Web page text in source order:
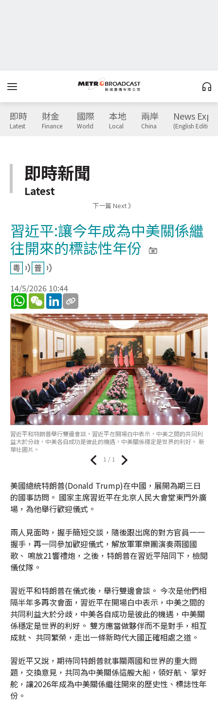
即時
Latest
財金
Finance
國際
World
本地
Local
兩岸
China
News
(English Edition)
即時新聞
Latest
下一篇 Next 》
習近平:讓今年成為中美關係繼
往開來的標誌性年份
14/5/2026 10:44
WhatsApp
WeChatLinkedIn
習近平和特朗普舉行雙邊會談，習近平在開場白中表示，中美之間的共同利
益大於分歧，中美各自成功是彼此的機遇，中美關係穩定是世界的利好。 新
華社圖片。
1 / 1
美國總統特朗普(Donald Trump)在中國，展開為期三日
的國事訪問。 國家主席習近平在北京人民大會堂東門外廣
場，為他舉行歡迎儀式。
兩人見面時，握手簡短交談，隨後跟出席的對方官員一一
握手，再一同參加歡迎儀式，解放軍軍樂團演奏兩國國
歌、 鳴放21響禮炮，之後，特朗普在習近平陪同下，檢閱
儀仗隊。
習近平和特朗普在儀式後，舉行雙邊會談。 今次是他們相
隔半年多再次會面，習近平在開場白中表示，中美之間的
共同利益大於分歧，中美各自成功是彼此的機遇，中美關
係穩定是世界的利好。 雙方應當做夥伴而不是對手，相互
成就、 共同繁榮，走出一條新時代大國正確相處之道。
習近平又說，期待同特朗普就事關兩國和世界的重大問
題，交換意見，共同為中美關係這艘大船，領好航、 掌好
舵，讓2026年成為中美關係繼往開來的歷史性、標誌性年
份。